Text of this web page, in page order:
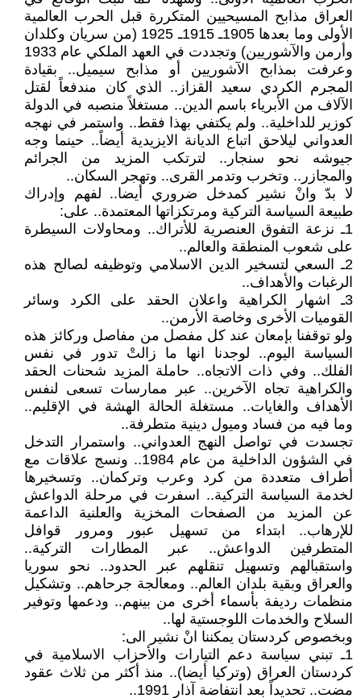
العراق مذابح المسيحيين المتكررة قبل الحرب العالمية
الأولى وما بعدها 1905ـ 1915ـ 1925 (من سريان وكلدان
وأرمن والآشوريين) وتجددت في العهد الملكي عام 1933
وعرفت بمذابح الآشوريين أو مذابح سيميل.. بقيادة
المجرم الكردي سعيد القزاز.. الذي كان مندفعاً لقتل
الآلاف من الأبرياء باسم الدين.. مستغلاً منصبه في الدولة
كوزير للداخلية.. ولم يكتفي بهذا فقط.. واستمر في نهجه
العدواني ليلاحق اتباع الديانة الايزيدية أيضاً.. حينما وجه
جيوشه نحو سنجار.. لترتكب المزيد من الجرائم
والمجازر.. وتخرب وتدمر القرى.. وتهجر السكان..
لا بدّ وانْ نشير كمدخل ضروري أيضا.. لفهم وإدراك
طبيعة السياسة التركية ومرتكزاتها المعتمدة.. على:
1ـ نزعة التفوق العنصرية للأتراك.. ومحاولات السيطرة
على شعوب المنطقة والعالم..
2ـ السعي لتسخير الدين الاسلامي وتوظيفه لصالح هذه
الرغبات والأهداف..
3ـ اشهار الكراهية واعلان الحقد على الكرد وسائر
القوميات الأخرى وخاصة الأرمن..
ولو توقفنا بإمعان عند كل مفصل من مفاصل وركائز هذه
السياسة اليوم.. لوجدنا انها ما زالتْ تدور في نفس
الفلك.. وفي ذات الاتجاه.. حاملة المزيد شحنات الحقد
والكراهية تجاه الآخرين.. عبر ممارسات تسعى لنفس
الأهداف والغايات.. مستغلة الحالة الهشة في الإقليم..
وما فيه من فساد وميول دينية متطرفة..
تجسدت في تواصل النهج العدواني.. واستمرار التدخل
في الشؤون الداخلية من عام 1984.. ونسج علاقات مع
أطراف متعددة من كرد وعرب وتركمان.. وتسخيرها
لخدمة السياسة التركية.. اسفرت في مرحلة الدواعش
عن المزيد من الصفحات المخزية والعلنية الداعمة
للإرهاب.. ابتداء من تسهيل عبور ومرور قوافل
المتطرفين الدواعش.. عبر المطارات التركية..
واستقبالهم وتسهيل تنقلهم عبر الحدود.. نحو سوريا
والعراق وبقية بلدان العالم.. ومعالجة جرحاهم.. وتشكيل
منظمات رديفة بأسماء أخرى من بينهم.. ودعمها وتوفير
السلاح والخدمات اللوجستية لها..
وبخصوص كردستان يمكننا انْ نشير الى:
1ـ تبني سياسة دعم التيارات والأحزاب الاسلامية في
كردستان العراق (وتركيا أيضا).. منذ أكثر من ثلاث عقود
مضت.. تحديداً بعد انتفاضة آذار 1991..